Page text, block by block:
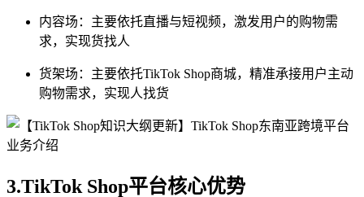
内容场：主要依托直播与短视频，激发用户的购物需
求，实现货找人
货架场：主要依托TikTok Shop商城，精准承接用户主动
购物需求，实现人找货
3.TikTok Shop平台核心优势